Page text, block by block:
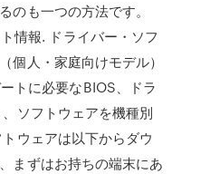
のも一つの方法です。
情報. ドライバー・ソフ
個人・家庭向けモデル）
トに必要なBIOS、ドラ
ソフトウェアを機種別
ウェアは以下からダウ
まずはお持ちの端末にあ